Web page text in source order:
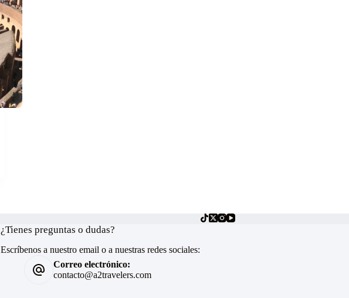
¿Tienes preguntas o dudas?
Escríbenos a nuestro email o a nuestras redes sociales:
Correo electrónico:
contacto@a2travelers.com